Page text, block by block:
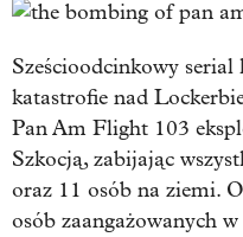
Sześcioodcinkowy
katastrofie nad
Pan Am Flight 103
Szkocją, zabijając
oraz 11 osób na ziemi.
osób zaangażowanych